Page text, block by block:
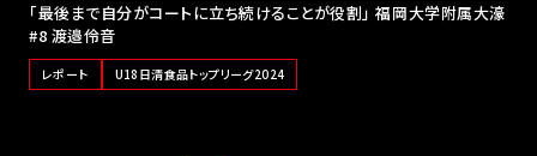
「最後まで自分がコートに立ち続けることが役割」 福岡大学附属大濠
#8 渡邉伶音
レポート U18日清食品トップリーグ2024